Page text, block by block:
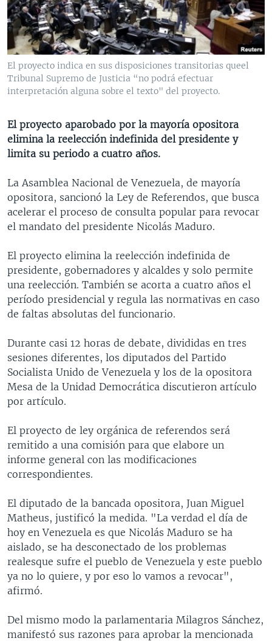
VENEZUELA
BRASIL
NICARAGUA
ECONOMÍA
ENTRETENIMIENTO Y CULTURA
TECNOLOGÍA
DEPORTES
CIENCIA Y SALUD
MULTIMEDIA
VIDEOS
FOTOGRAFÍA
AUDIOS
PROGRAMAS TV
EL MUNDO AL DÍA
FORO INTERAMERICANO
VISIÓN 360
LAS CLAVES
PANORAMA
RADIO
AVANCE INFORMATIVO
AUDIONOTICIAS
BUENOS DÍAS AMÉRICA
ESTADOS UNIDOS AL DÍA
FORO [RADIO]
DEPORTIVO INTERNACIONAL
NOTA ECONÓMICA
ENTRETENIMIENTO
DIRECT
DOCUMENTALES DE LA VOA
Learning English
Idiomas
El proyecto indica en sus disposiciones transitorias queel
Tribunal Supremo de Justicia “no podrá efectuar
interpretación alguna sobre el texto" del proyecto.
El proyecto aparobado por la mayoría opositora
elimina la reelección indefinida del presidente y
limita su periodo a cuatro años.
La Asamblea Nacional de Venezuela, de mayoría
opositora, sancionó la Ley de Referendos, que busca
acelerar el proceso de consulta popular para revocar
el mandato del presidente Nicolás Maduro.
El proyecto elimina la reelección indefinida de
presidente, gobernadores y alcaldes y solo permite
una reelección. También se acorta a cuatro años el
período presidencial y regula las normativas en caso
de faltas absolutas del funcionario.
Durante casi 12 horas de debate, divididas en tres
sesiones diferentes, los diputados del Partido
Socialista Unido de Venezuela y los de la opositora
Mesa de la Unidad Democrática discutieron artículo
por artículo.
El proyecto de ley orgánica de referendos será
remitido a una comisión para que elabore un
informe general con las modificaciones
correspondientes.
El diputado de la bancada opositora, Juan Miguel
Matheus, justificó la medida. "La verdad el día de
hoy en Venezuela es que Nicolás Maduro se ha
aislado, se ha desconectado de los problemas
realesque sufre el pueblo de Venezuela y este pueblo
ya no lo quiere, y por eso lo vamos a revocar",
afirmó.
Del mismo modo la parlamentaria Milagros Sánchez,
manifestó sus razones para aprobar la mencionada